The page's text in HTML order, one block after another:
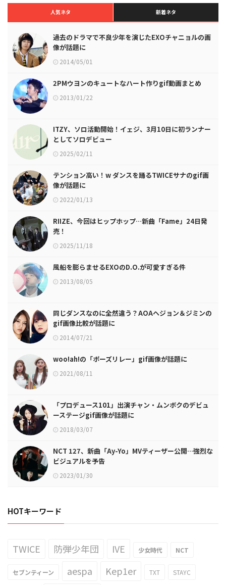
人気ネタ 新着ネタ
過去のドラマで不良少年を演じたEXOチャニョルの画
像が話題に
2014/05/01
2PMウヨンのキュートなハート作りgif動画まとめ
2013/01/22
ITZY、ソロ活動開始！イェジ、3月10日に初ランナー
としてソロデビュー
2025/02/11
テンション高い！w ダンスを踊るTWICEサナのgif画
像が話題に
2022/01/13
RIIZE、今回はヒップホップ…新曲「Fame」24日発
売！
2025/11/18
風船を膨らませるEXOのD.O.が可愛すぎる件
2013/08/05
同じダンスなのに全然違う？AOAヘジョン＆ジミンの
gif画像比較が話題に
2014/07/21
woo!ah!の「ポーズリレー」gif画像が話題に
2021/08/11
「プロデュース101」出演チャン・ムンボクのデビュ
ーステージgif画像が話題に
2018/03/07
NCT 127、新曲「Ay-Yo」MVティーザー公開…強烈な
ビジュアルを予告
2023/01/30
HOTキーワード
TWICE 防弾少年団 IVE 少女時代 NCT
セブンティーン aespa Kep1er TXT STAYC